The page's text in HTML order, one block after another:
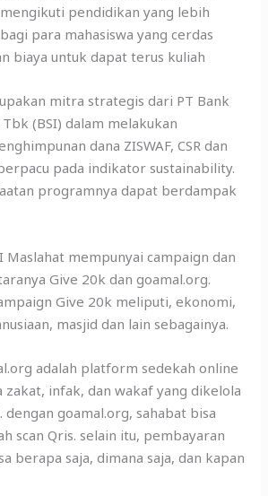
pendidikan yang lebih
para mahasiswa yang cerdas
biaya untuk dapat terus kuliah
mitra strategis dari PT Bank
(BSI) dalam melakukan
dana ZISWAF, CSR dan
pada indikator sustainability.
programnya dapat berdampak
Maslahat mempunyai campaign dan
Give 20k dan goamal.org.
Give 20k meliputi, ekonomi,
masjid dan lain sebagainya.
adalah platform sedekah online
zakat, infak, dan wakaf yang dikelola
dengan goamal.org, sahabat bisa
scan Qris. selain itu, pembayaran
berapa saja, dimana saja, dan kapan